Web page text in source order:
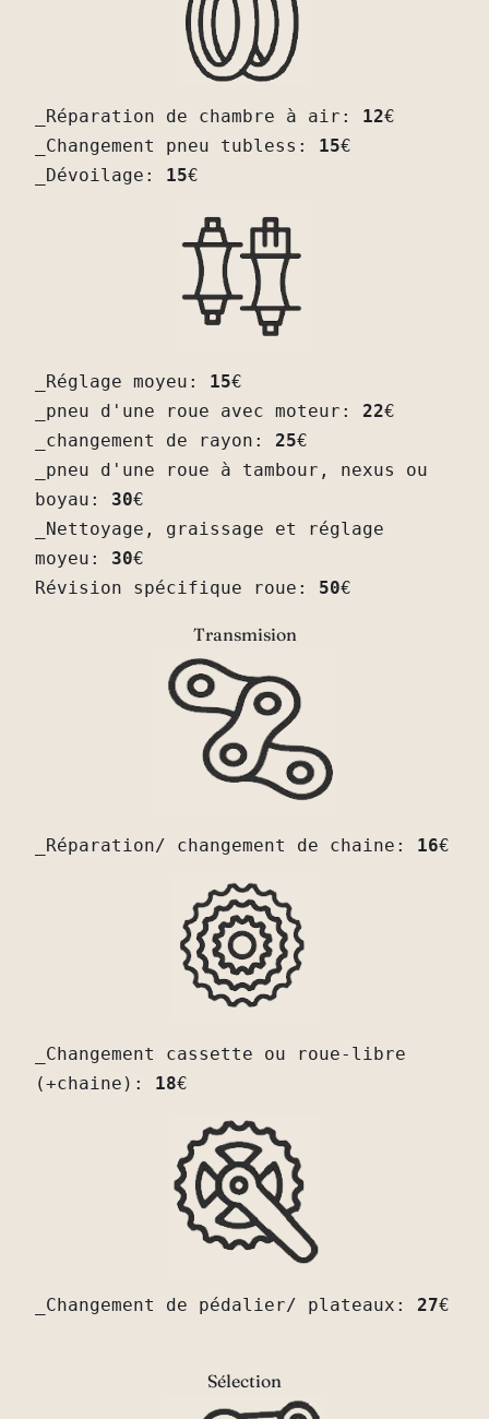
_Réparation de chambre à air: 12€
_Changement pneu tubless: 15€
_Dévoilage: 15€
_Réglage moyeu: 15€
_pneu d'une roue avec moteur: 22€
_changement de rayon: 25€
_pneu d'une roue à tambour, nexus ou
boyau: 30€
_Nettoyage, graissage et réglage
moyeu: 30€
Révision spécifique roue: 50€
Transmision
_Réparation/ changement de chaine: 16€
_Changement cassette ou roue-libre
(+chaine): 18€
_Changement de pédalier/ plateaux: 27€
Sélection